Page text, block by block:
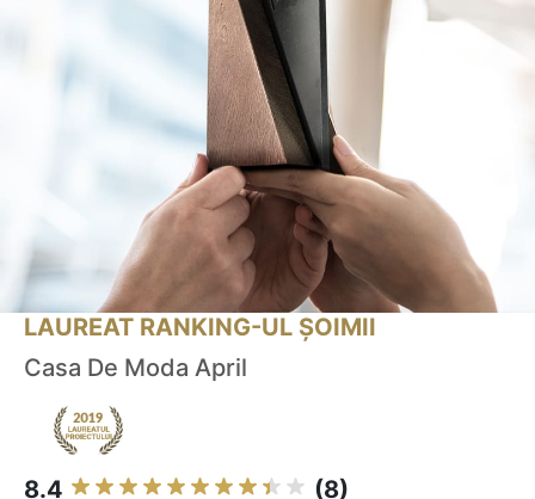
LAUREAT RANKING-UL ȘOIMII
Casa De Moda April
8.4 (8)